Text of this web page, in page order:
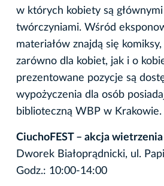
w których kobiety są
twórczyniami. Wśród
materiałów znajdą się
zarówno dla kobiet, jak i o
prezentowane pozycje są
wypożyczenia dla osób
biblioteczną WBP w Krakowie.
CiuchoFEST – akcja
Dworek Białoprądnicki, ul.
Godz.: 10:00-14:00